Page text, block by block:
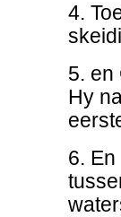
4.
5. en
Hy
6.